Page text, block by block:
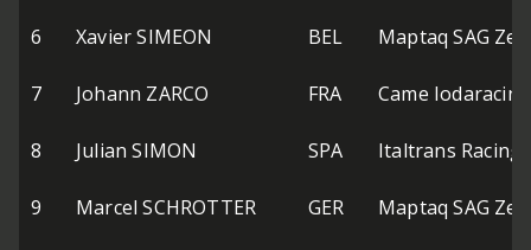
6 Xavier SIMEON BEL Maptaq SAG
7 Johann ZARCO FRA Came
8 Julian SIMON SPA Italtrans Racing
9 Marcel SCHROTTER GER Maptaq SAG